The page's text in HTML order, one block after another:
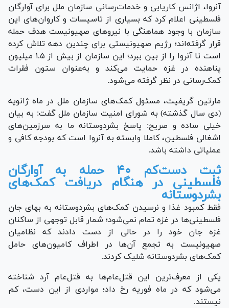
آنروا، اژانس کاریابی و خدمات‌رسانی سازمان ملل برای آوارگان
فلسطینی اعلام کرد که بسیاری از تاسیسات و کاروان‌های این
سازمان با وجود هماهنگی با نیرو‌های صهیونیست هدف حمله
قرار گرفته‌اند؛ رژیم صهیونیستی برای چندین دهه تلاش کرده
است تا آنروا را از بین ببرد؛ این سازمان از بیش از ۱.۵ میلیون
پناهنده در غزه حمایت می‌کند و به‌عنوان ستون فقرات
کمک‌رسانی در نظر گرفته می‌شود.
مارتین گریفیث، مسئول کمک‌های سازمان ملل در ماه ژانویه
(دی سال گذشته) به شورای امنیت سازمان ملل گفت: به بیان
خیلی ساده و صریح: پاسخ بشردوستانه ما به سرزمین‌های
اشغالی فلسطین، کاملا وابسته به آنروا است که بودجه کافی و
عملیاتی داشته باشد.
ثبت دست‌کم ۴۰ حمله به آوارگان
فلسطینی در هنگام دریافت کمک‌های
بشردوستانه
فقط کمبود غذا و نرسیدن کمک‌های بشردوستانه به بهای جان
فلسطینی‌ها در غزه تمام نمی‌شود؛ شمار قابل توجهی از ساکنان
غزه جان خود را در حالی از دست دادند که نظامیان
صهیونیست به تجمع آ‌ن‌ها در اطراف کامیون‌های حامل
کمک‌های بشردوستانه شلیک کردند.
یکی از معرف‌ترین این قتل‌عام‌ها به قتل‌عام آرد شناخته
می‌شود که در ماه فوریه رخ داد؛ مواردی از این دست، کم
نیستند.